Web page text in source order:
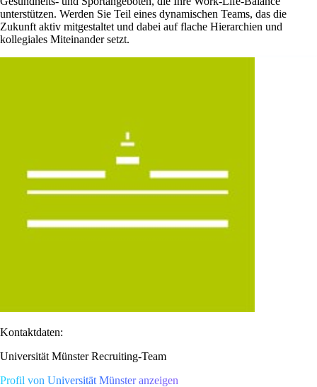
unterstützen. Werden Sie Teil eines dynamischen Teams, das die
Zukunft aktiv mitgestaltet und dabei auf flache Hierarchien und
kollegiales Miteinander setzt.
Kontaktdaten:
Universität Münster Recruiting-Team
Profil von Universität Münster anzeigen